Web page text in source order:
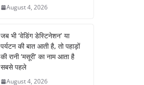
August 4, 2026
जब भी ‘वेडिंग डेस्टिनेशन’ या
पर्यटन की बात आती है, तो पहाड़ों
की रानी ‘मसूरी’ का नाम आता है
सबसे पहले
August 4, 2026